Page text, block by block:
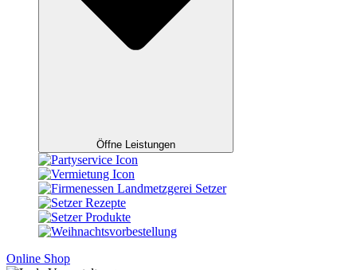
Öffne Leistungen
Online Shop